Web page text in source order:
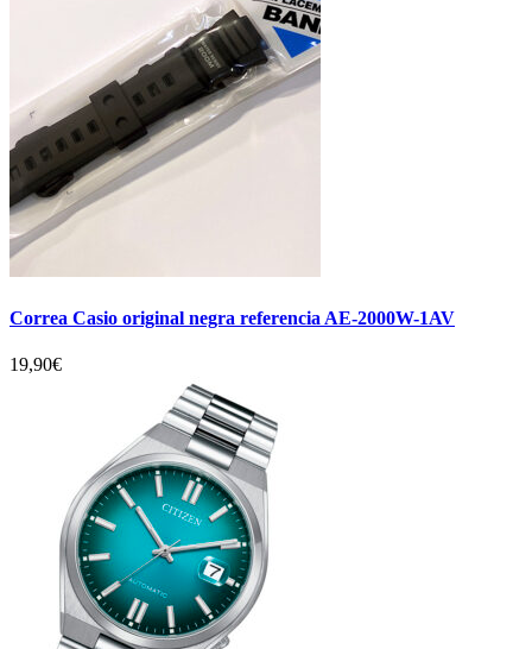
Correa Casio original negra referencia AE-2000W-1AV
19,90€